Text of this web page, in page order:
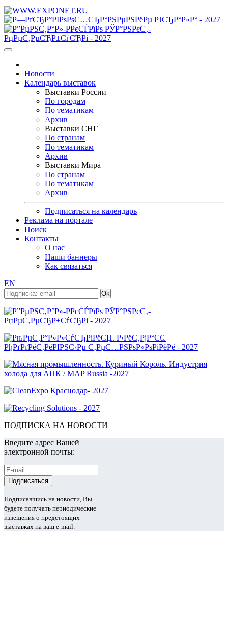
Новости
Календарь выставок
Выставки России
По городам
По тематикам
Архив
Выставки СНГ
По странам
По тематикам
Архив
Выставки Мира
По странам
По тематикам
Архив
Подписаться на календарь
Реклама на портале
Поиск
Контакты
О нас
Наши баннеры
Как связаться
EN
ПОДПИСКА НА НОВОСТИ
Введите адрес Вашей
электронной почты:
Подписавшись на новости, Вы
будете получать периодические
извещения о предстоящих
выставках на ваш e-mail.